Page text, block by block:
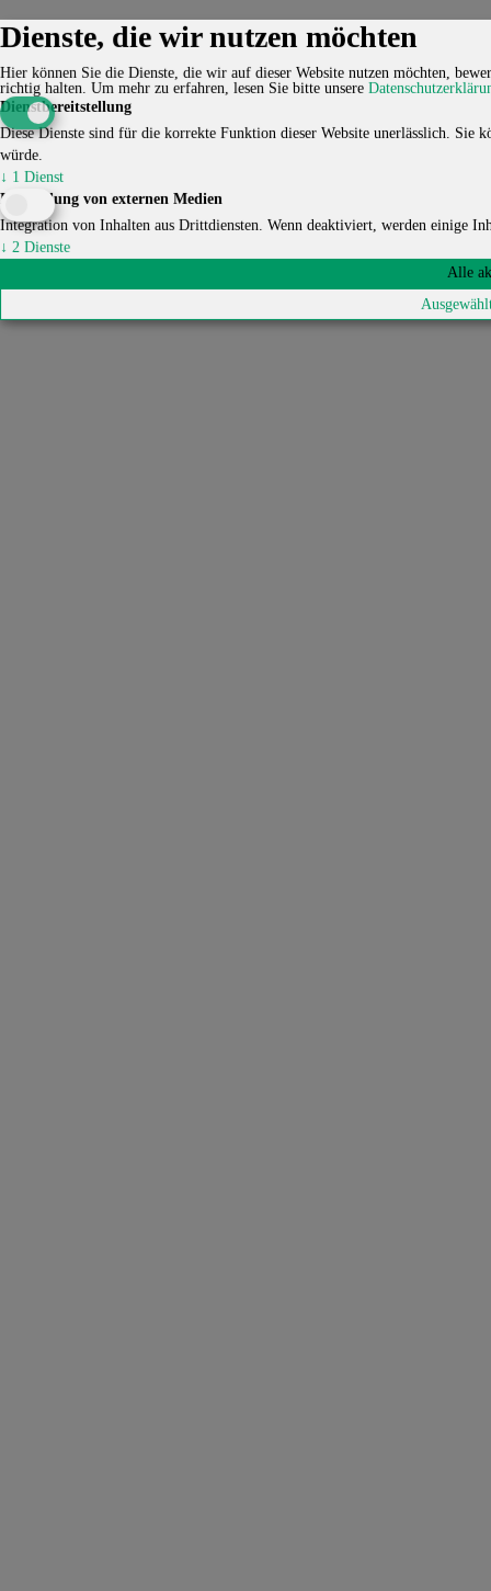
KontaktKarriereImpressumDatenschutzerklärungCookie-
Einstellungen
© 2026 HUCKEPACK e.V. - Alle Rechte vorbehalten.
Dienste, die wir nutzen möchten
Hier können Sie die Dienste, die wir auf dieser Website nutzen möchten,
richtig halten. Um mehr zu erfahren, lesen Sie bitte unsere
Dienstbereitstellung
Diese Dienste sind für die korrekte Funktion dieser Website unerlässlich.
würde.
↓ 1 Dienst
Einbindung von externen Medien
Integration von Inhalten aus Drittdiensten. Wenn deaktiviert, werden einige
↓ 2 Dienste
Alle